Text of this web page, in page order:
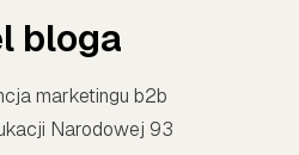
bloga
marketingu b2b
Narodowej 93